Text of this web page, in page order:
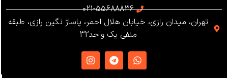
استاندارد
EN12841 ،EN341 ،ANSI Z359
،NFPA1983
ساخت
021-55688836
تهران، میدان رازی، خیابان هلال احمر، پاساژ نگین رازی، طبقه
منفی یک واحد32